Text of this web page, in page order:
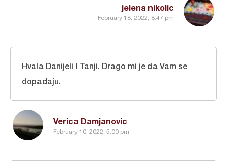
jelena nikolic
February 18, 2022, 8:47 pm
Verica Damjanovic
February 10, 2022, 5:00 pm
Hvala Danijeli I Tanji. Drago mi je da Vam se
dopadaju.